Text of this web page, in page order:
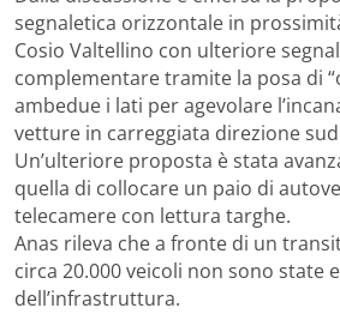
segnaletica orizzontale in
Cosio Valtellino con ulteriore
complementare tramite la posa di
ambedue i lati per agevolare
vetture in carreggiata direzione
Un’ulteriore proposta è stata
quella di collocare un paio di
telecamere con lettura targhe.
Anas rileva che a fronte di un
circa 20.000 veicoli non sono state
dell’infrastruttura.